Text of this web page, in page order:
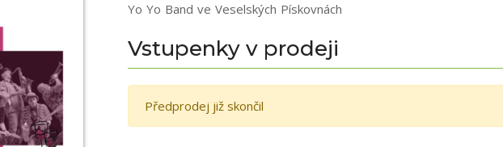
Yo Yo Band ve Veselských Pískovnách
Vstupenky v prodeji
Předprodej již skončil